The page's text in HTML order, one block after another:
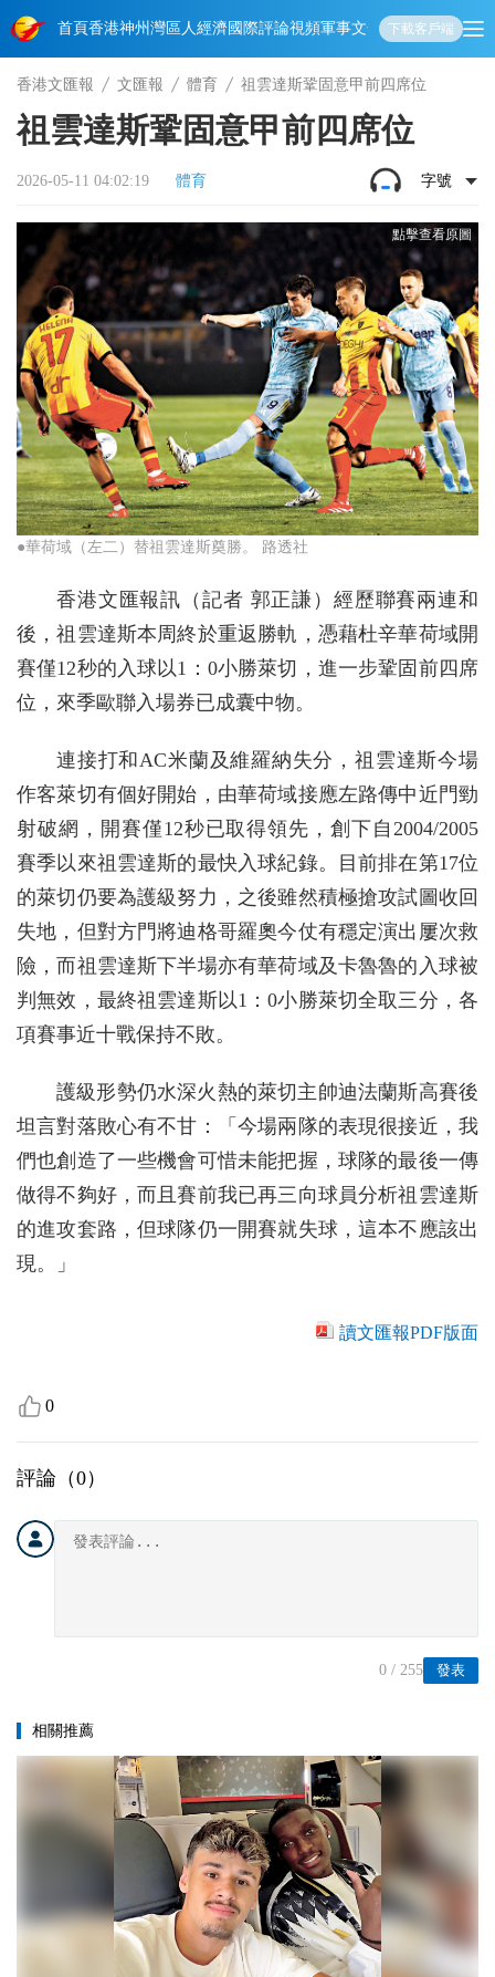
首頁香港神州 灣區人經濟國際評論視頻軍事文化 娛樂生活教育體
下載客戶端
香港文匯報 文匯報 體育 祖雲達斯鞏固意甲前四席位
祖雲達斯鞏固意甲前四席位
2026-05-11 04:02:19 體育 字號
●華荷域（左二）替祖雲達斯奠勝。 路透社
香港文匯報訊（記者 郭正謙）經歷聯賽兩連和
後，祖雲達斯本周終於重返勝軌，憑藉杜辛華荷域開
賽僅12秒的入球以1：0小勝萊切，進一步鞏固前四席
位，來季歐聯入場券已成囊中物。
連接打和AC米蘭及維羅納失分，祖雲達斯今場
作客萊切有個好開始，由華荷域接應左路傳中近門勁
射破網，開賽僅12秒已取得領先，創下自2004/2005
賽季以來祖雲達斯的最快入球紀錄。目前排在第17位
的萊切仍要為護級努力，之後雖然積極搶攻試圖收回
失地，但對方門將迪格哥羅奧今仗有穩定演出屢次救
險，而祖雲達斯下半場亦有華荷域及卡魯魯的入球被
判無效，最終祖雲達斯以1：0小勝萊切全取三分，各
項賽事近十戰保持不敗。
護級形勢仍水深火熱的萊切主帥迪法蘭斯高賽後
坦言對落敗心有不甘：「今場兩隊的表現很接近，我
們也創造了一些機會可惜未能把握，球隊的最後一傳
做得不夠好，而且賽前我已再三向球員分析祖雲達斯
的進攻套路，但球隊仍一開賽就失球，這本不應該出
現。」
讀文匯報PDF版面
0
評論（0）
發表
0 / 255
相關推薦